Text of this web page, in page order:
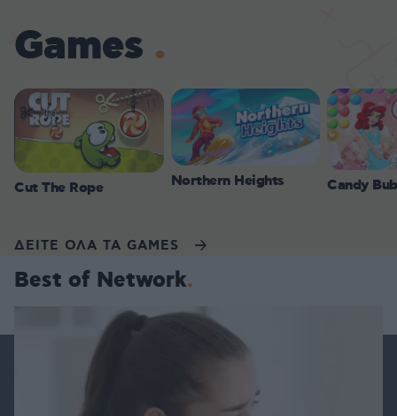
Games
Cut The Rope Northern Heights Candy
ΔΕΙΤΕ ΟΛΑ ΤΑ GAMES
Best of Network